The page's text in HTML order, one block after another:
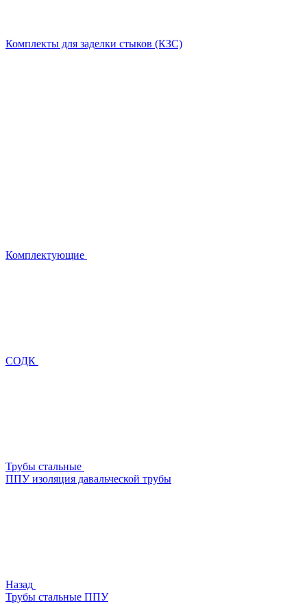
Комплекты для заделки стыков (КЗС)
Комплектующие
СОДК
Трубы стальные
ППУ изоляция давальческой трубы
Назад
Трубы стальные ППУ